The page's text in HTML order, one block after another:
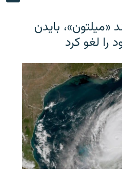
«میلتون»، بایدن
لغو کرد